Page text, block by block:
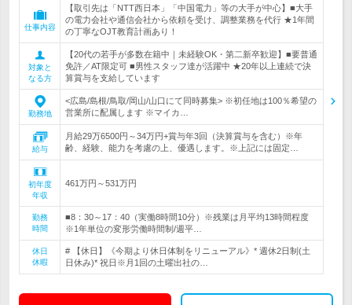
仕事内容
【取引先は「NTT西日本」「中国電力」等の大手が中心】■大手
の電力会社や通信会社から依頼を受け、調整業務を代行 ★1年間
の丁寧なOJT教育計画あり！
対象と
なる方
【20代の若手が多数在籍中｜未経験OK・第二新卒歓迎】■要普通
免許／AT限定可 ■男性スタッフ達が活躍中 ★20年以上連続で決
算賞与を支給しています
勤務地
<広島/島根/鳥取/岡山/山口にて同時募集> ※初任地は100％希望の
営業所に配属します ※マイカ…
給与
月給29万6500円～34万円+賞与年3回（決算賞与を含む）※年
齢、経験、能力を考慮の上、優遇します。※上記には固定…
初年度
年収
461万円～531万円
勤務
時間
■8：30～17：40（実働8時間10分）※残業は月平均13時間程度
※1年単位の変形労働時間制/週平…
休日
休暇
# 【休日】《今期より休日体制をリニューアル》* 週休2日制(土
日休み)* 祝日※月1回の土曜出社の…